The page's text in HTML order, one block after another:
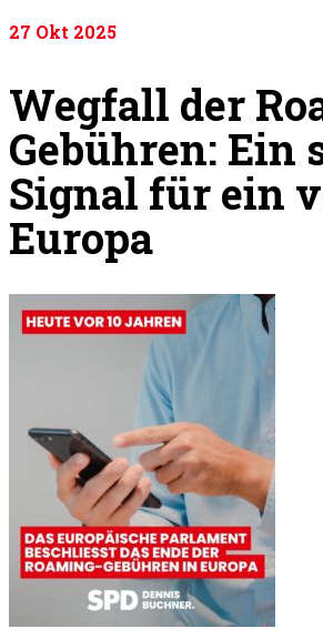
27 Okt 2025
Wegfall der
Gebühren: Ein
Signal für ein
Europa